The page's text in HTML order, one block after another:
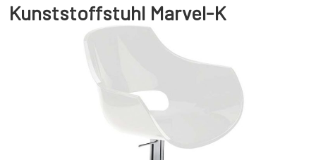
Kunststoffstuhl Marvel-K